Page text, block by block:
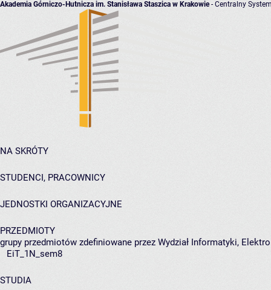
Akademia Górniczo-Hutnicza im. Stanisława Staszica w Krakowie- Centralny
NA SKRÓTY
STUDENCI, PRACOWNICY
JEDNOSTKI ORGANIZACYJNE
PRZEDMIOTY
grupy przedmiotów zdefiniowane przez Wydział Informatyki,
EiT_1N_sem8
STUDIA